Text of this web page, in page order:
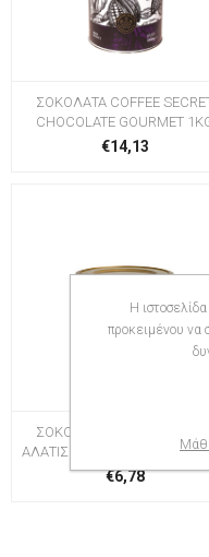
ΣΟΚΟΛΑΤΑ COFFEE
CHOCOLATE GOURMET
€14,13
ΣΟΚΟΛΑΤΑ COFFEE SECRET
ΑΛΑΤΙΣΜΕΝΗ ΚΑΡΑΜΕΛΑ
€6,78
Η
προκειμένου να